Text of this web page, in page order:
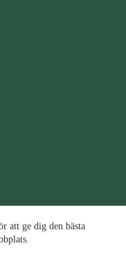
att ge dig den bästa
att ge dig den bästa